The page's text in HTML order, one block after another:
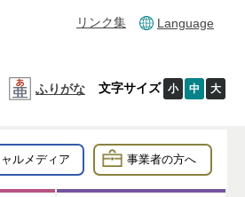
リンク集 Language
ふりがな 文字サイズ 小 中 大
ルメディア 事業者の方へ